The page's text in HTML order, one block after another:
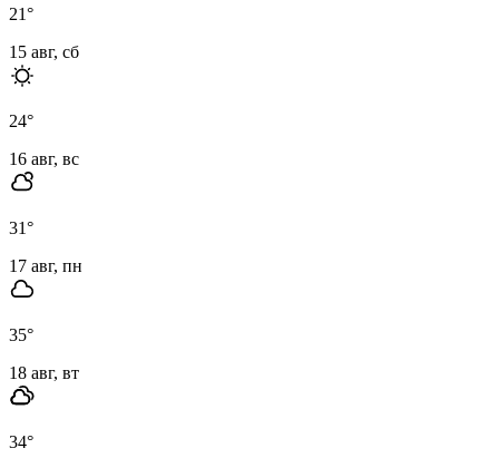
21°
15 авг, сб
24°
16 авг, вс
31°
17 авг, пн
35°
18 авг, вт
34°